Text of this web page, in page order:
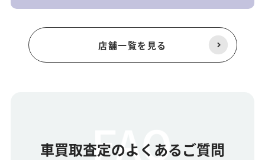
店舗一覧を見る
車買取査定のよくあるご質問